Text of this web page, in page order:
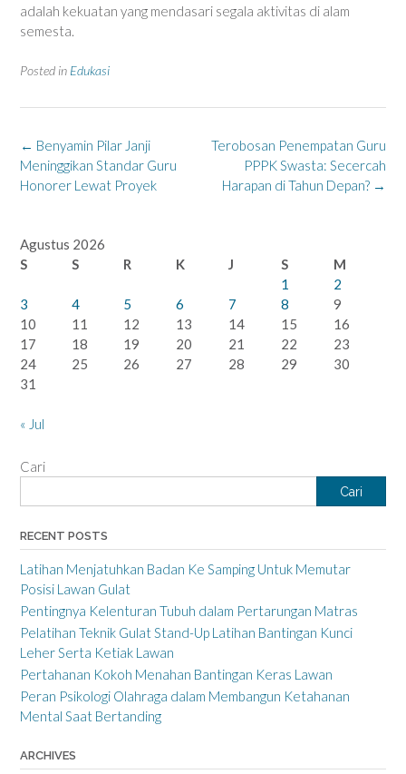
adalah kekuatan yang mendasari segala aktivitas di alam
semesta.
Posted in Edukasi
Post
navigation
Terobosan Penempatan Guru
PPPK Swasta: Secercah
Harapan di Tahun Depan? →
← Benyamin Pilar Janji
Meninggikan Standar Guru
Honorer Lewat Proyek
Agustus 2026
S
S R K J S
M
1
2
3
4 5 6 7 8
9
10
11 12 13 14 15
16
17
18 19 20 21 22
23
24
25 26 27 28 29
30
31
« Jul
Cari
Cari
RECENT POSTS
Latihan Menjatuhkan Badan Ke Samping Untuk Memutar
Posisi Lawan Gulat
Pentingnya Kelenturan Tubuh dalam Pertarungan Matras
Pelatihan Teknik Gulat Stand-Up Latihan Bantingan Kunci
Leher Serta Ketiak Lawan
Pertahanan Kokoh Menahan Bantingan Keras Lawan
Peran Psikologi Olahraga dalam Membangun Ketahanan
Mental Saat Bertanding
ARCHIVES